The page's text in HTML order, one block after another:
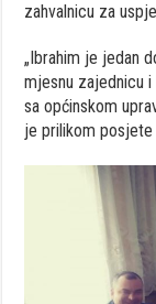
zahvalnicu za
„Ibrahim je jedan
mjesnu zajednicu i
sa općinskom
je prilikom posjete